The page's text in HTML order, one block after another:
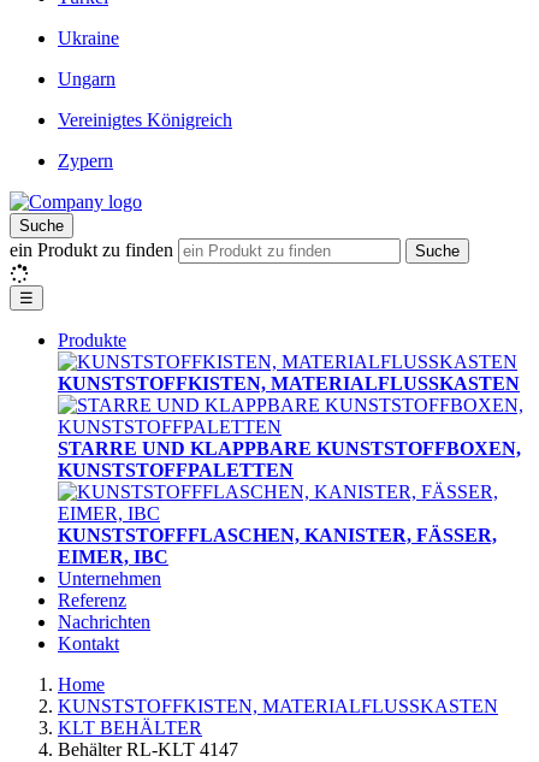
Ukraine
Ungarn
Vereinigtes Königreich
Zypern
Suche
ein Produkt zu finden Suche
☰
Produkte
KUNSTSTOFFKISTEN, MATERIALFLUSSKASTEN
STARRE UND KLAPPBARE KUNSTSTOFFBOXEN,
KUNSTSTOFFPALETTEN
KUNSTSTOFFFLASCHEN, KANISTER, FÄSSER,
EIMER, IBC
Unternehmen
Referenz
Nachrichten
Kontakt
Home
KUNSTSTOFFKISTEN, MATERIALFLUSSKASTEN
KLT BEHÄLTER
Behälter RL-KLT 4147